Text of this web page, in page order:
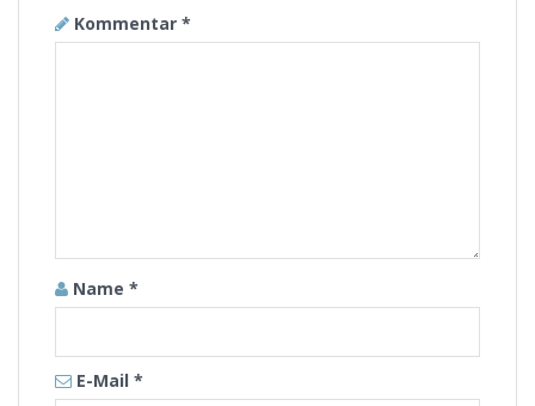
Kommentar *
Name *
E-Mail *